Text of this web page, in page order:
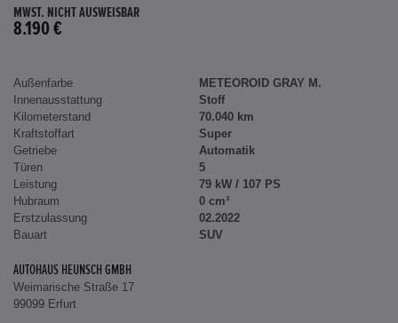
MWST. NICHT AUSWEISBAR
8.190 €
Außenfarbe
METEOROID GRAY M.
Innenausstattung
Stoff
Kilometerstand
70.040 km
Kraftstoffart
Super
Getriebe
Automatik
Türen
5
Leistung
79 kW / 107 PS
Hubraum
0 cm³
Erstzulassung
02.2022
Bauart
SUV
AUTOHAUS HEUNSCH GMBH
Weimarische Straße 17
99099 Erfurt